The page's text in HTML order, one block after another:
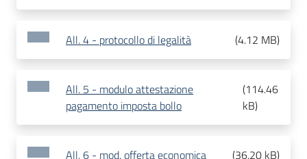
All. 4 - protocollo di legalità (4.12 MB)
All. 5 - modulo attestazione
pagamento imposta bollo
(114.46
kB)
All. 6 - mod. offerta economica (36.20 kB)